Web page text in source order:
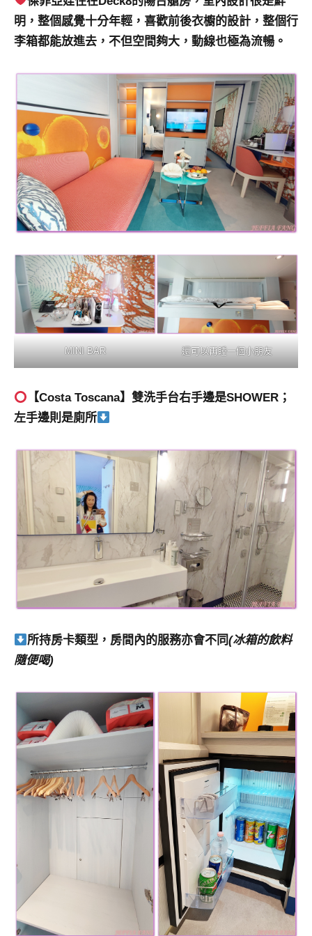
明，整個感覺十分年輕，喜歡前後衣櫥的設計，整個行
李箱都能放進去，不但空間夠大，動線也極為流暢。
MINI BAR 還可以再睡一個小朋友
【Costa Toscana】雙洗手台右手邊是SHOWER；
左手邊則是廁所
所持房卡類型，房間內的服務亦會不同(冰箱的飲料
隨便喝)